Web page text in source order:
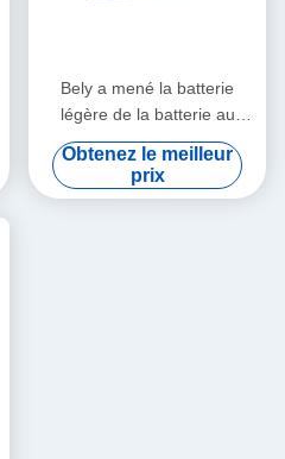
Bely a mené la batterie
légère de la batterie au
lithium 12V 300Ah Lifepo4
pour la pelouse solaire
Obtenez le meilleur
prix